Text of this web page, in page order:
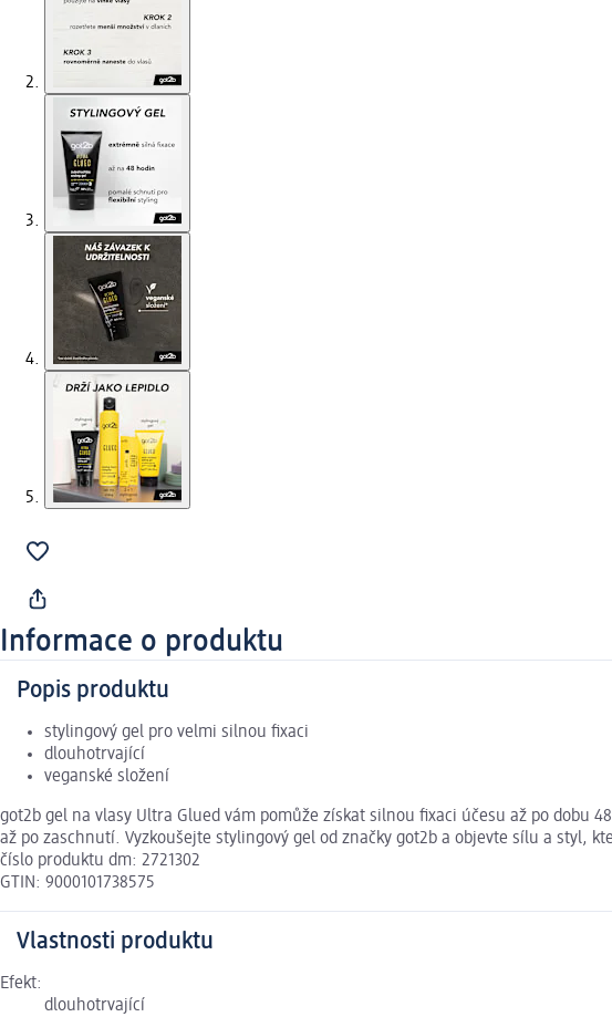
Informace o produktu
Popis produktu
stylingový gel pro velmi silnou fixaci
dlouhotrvající
veganské složení
got2b gel na vlasy Ultra Glued vám pomůže získat silnou fixaci účesu až po dobu
až po zaschnutí. Vyzkoušejte stylingový gel od značky got2b a objevte sílu a styl,
číslo produktu dm: 2721302
GTIN: 9000101738575
Vlastnosti produktu
Efekt:
dlouhotrvající